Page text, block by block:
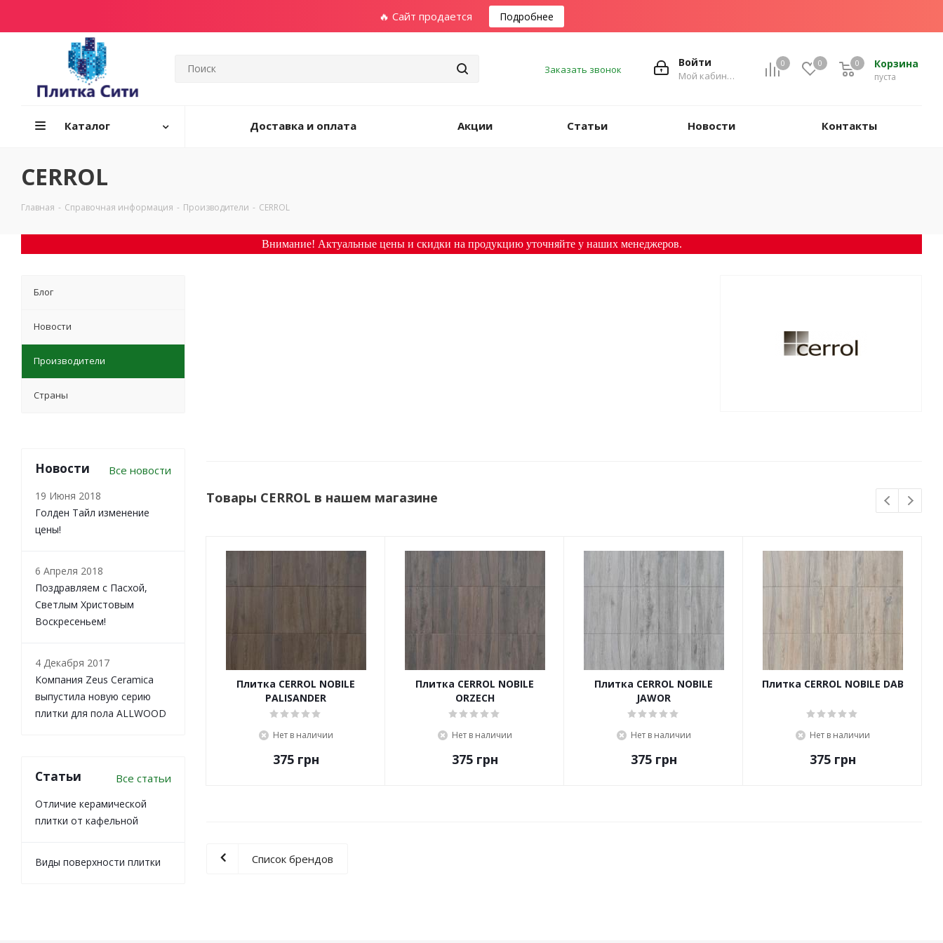
🔥 Сайт продается Подробнее
0 0 Корзина
пуста
0
Войти
Мой кабинет
Заказать звонок
Каталог Доставка и оплата Акции Статьи Новости Контакты
CERROL
Главная - Справочная информация - Производители - CERROL
Внимание! Актуальные цены и скидки на продукцию уточняйте у наших менеджеров.
Товары CERROL в нашем магазине
Плитка CERROL NOBILE
PALISANDER
Нет в наличии
375грн
Плитка CERROL NOBILE
ORZECH
Нет в наличии
375грн
Плитка CERROL NOBILE
JAWOR
Нет в наличии
375грн
Плитка CERROL NOBILE DAB
Нет в наличии
375грн
Список брендов
Блог
Новости
Производители
Страны
Новости Все новости
19 Июня 2018
Голден Тайл изменение
цены!
6 Апреля 2018
Поздравляем с Пасхой,
Светлым Христовым
Воскресеньем!
4 Декабря 2017
Компания Zeus Ceramica
выпустила новую серию
плитки для пола ALLWOOD
Статьи Все статьи
Отличие керамической
плитки от кафельной
Виды поверхности плитки